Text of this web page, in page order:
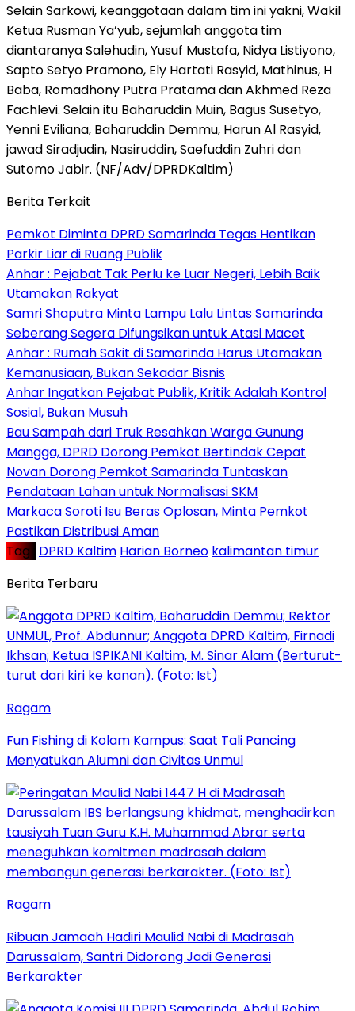
Selain Sarkowi, keanggotaan dalam tim ini yakni, Wakil
Ketua Rusman Ya’yub, sejumlah anggota tim
diantaranya Salehudin, Yusuf Mustafa, Nidya Listiyono,
Sapto Setyo Pramono, Ely Hartati Rasyid, Mathinus, H
Baba, Romadhony Putra Pratama dan Akhmed Reza
Fachlevi. Selain itu Baharuddin Muin, Bagus Susetyo,
Yenni Eviliana, Baharuddin Demmu, Harun Al Rasyid,
jawad Siradjudin, Nasiruddin, Saefuddin Zuhri dan
Sutomo Jabir. (NF/Adv/DPRDKaltim)
Berita Terkait
Pemkot Diminta DPRD Samarinda Tegas Hentikan
Parkir Liar di Ruang Publik
Anhar : Pejabat Tak Perlu ke Luar Negeri, Lebih Baik
Utamakan Rakyat
Samri Shaputra Minta Lampu Lalu Lintas Samarinda
Seberang Segera Difungsikan untuk Atasi Macet
Anhar : Rumah Sakit di Samarinda Harus Utamakan
Kemanusiaan, Bukan Sekadar Bisnis
Anhar Ingatkan Pejabat Publik, Kritik Adalah Kontrol
Sosial, Bukan Musuh
Bau Sampah dari Truk Resahkan Warga Gunung
Mangga, DPRD Dorong Pemkot Bertindak Cepat
Novan Dorong Pemkot Samarinda Tuntaskan
Pendataan Lahan untuk Normalisasi SKM
Markaca Soroti Isu Beras Oplosan, Minta Pemkot
Pastikan Distribusi Aman
Tag : DPRD Kaltim Harian Borneo kalimantan timur
Berita Terbaru
Ragam
Fun Fishing di Kolam Kampus: Saat Tali Pancing
Menyatukan Alumni dan Civitas Unmul
Ragam
Ribuan Jamaah Hadiri Maulid Nabi di Madrasah
Darussalam, Santri Didorong Jadi Generasi
Berkarakter